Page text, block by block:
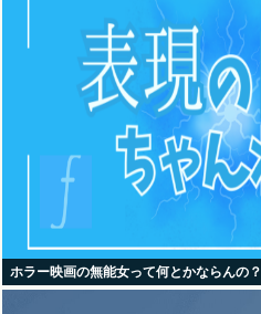
ホラー映画の無能女って何とかならんの？